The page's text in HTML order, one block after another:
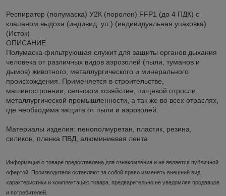
Респиратор (полумаска) У2К (поролон) FFP1 (до 4 ПДК) с
клапаном выдоха (индивид. уп.) (индивидуальная упаковка)
(Исток)
ОПИСАНИЕ:
Полумаска фильтрующая служит для защиты органов дыхания
человека от различных видов аэрозолей (пыли, туманов и
дымов) животного, металлургического и минерального
происхождения. Применяется в строительстве,
машиностроении, сельском хозяйстве, пищевой отросли,
металлургической промышленности, а так же во всех отраслях,
где необходима защита от пыли и аэрозолей.
Материалы изделия: пенополиуретан, пластик, резина,
силикон, пленка ПВД, алюминиевая лента
Информация о товаре предоставлена для ознакомления и не является публичной
офертой. Производители оставляют за собой право изменять внешний вид,
характеристики и комплектацию товара, предварительно не уведомляя продавцов
и потребителей.